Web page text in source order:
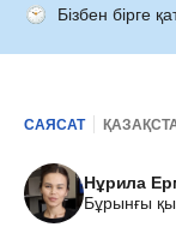
Бізбен бірге
САЯСАТ
Нұрила
Бұрынғы